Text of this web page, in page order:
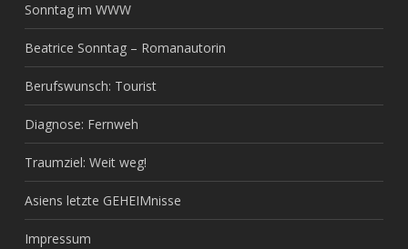
Sonntag im WWW
Beatrice Sonntag – Romanautorin
Berufswunsch: Tourist
Diagnose: Fernweh
Traumziel: Weit weg!
Asiens letzte GEHEIMnisse
Impressum